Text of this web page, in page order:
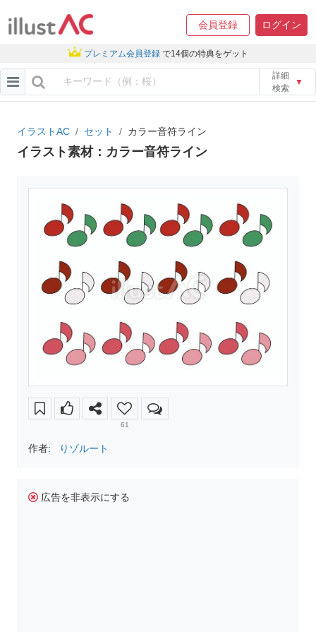
会員登録 ログイン
プレミアム会員登録 で14個の特典をゲット
詳細
検索
▼
イラストAC セット カラー音符ライン
イラスト素材：カラー音符ライン
61
作者: りゾルート
広告を非表示にする